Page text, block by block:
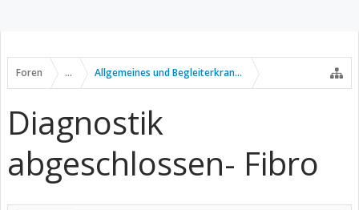
Foren ... Allgemeines und Begleiterkrankungen
Diagnostik
abgeschlossen- Fibro